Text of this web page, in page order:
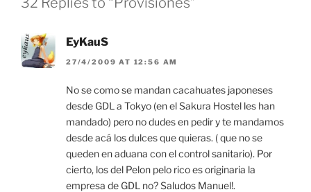
EyKauS
27/4/2009 AT 12:56 AM
No se como se mandan cacahuates japoneses
desde GDL a Tokyo (en el Sakura Hostel les han
mandado) pero no dudes en pedir y te mandamos
desde acá los dulces que quieras. ( que no se
queden en aduana con el control sanitario). Por
cierto, los del Pelon pelo rico es originaria la
empresa de GDL no? Saludos Manuel!.